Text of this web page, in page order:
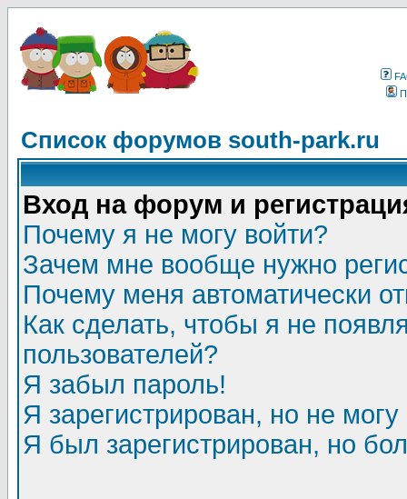
Список форумов south-park.ru
Вход на форум и
Почему я не могу войти?
Зачем мне вообще нужно
Почему меня автоматически
Как сделать, чтобы я не
пользователей?
Я забыл пароль!
Я зарегистрирован, но не могу
Я был зарегистрирован, но